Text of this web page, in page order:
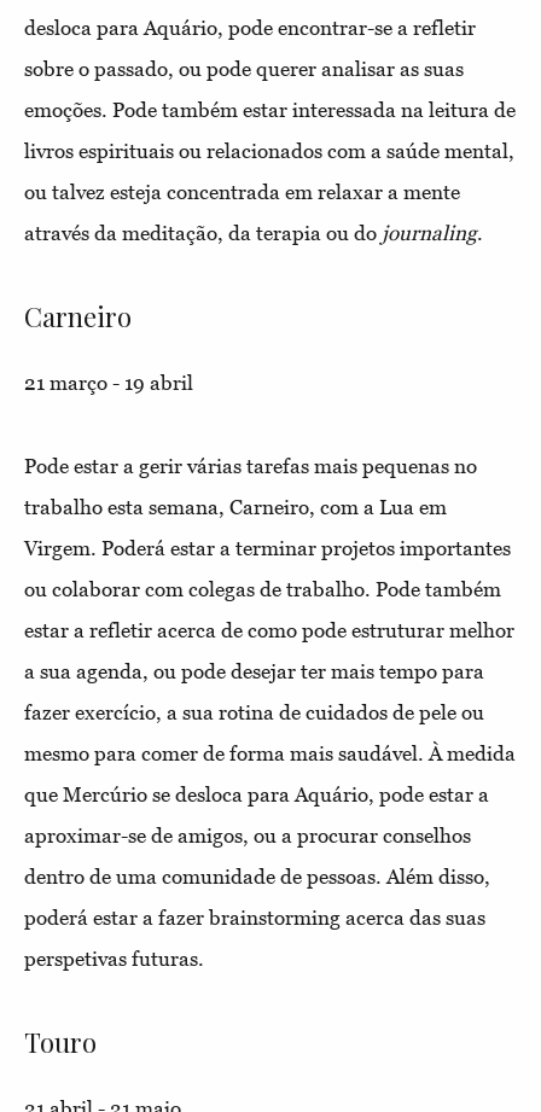
desloca para Aquário, pode encontrar-se a refletir
sobre o passado, ou pode querer analisar as suas
emoções. Pode também estar interessada na leitura de
livros espirituais ou relacionados com a saúde mental,
ou talvez esteja concentrada em relaxar a mente
através da meditação, da terapia ou do journaling.
Carneiro
21 março - 19 abril
Pode estar a gerir várias tarefas mais pequenas no
trabalho esta semana, Carneiro, com a Lua em
Virgem. Poderá estar a terminar projetos importantes
ou colaborar com colegas de trabalho. Pode também
estar a refletir acerca de como pode estruturar melhor
a sua agenda, ou pode desejar ter mais tempo para
fazer exercício, a sua rotina de cuidados de pele ou
mesmo para comer de forma mais saudável. À medida
que Mercúrio se desloca para Aquário, pode estar a
aproximar-se de amigos, ou a procurar conselhos
dentro de uma comunidade de pessoas. Além disso,
poderá estar a fazer brainstorming acerca das suas
perspetivas futuras.
Touro